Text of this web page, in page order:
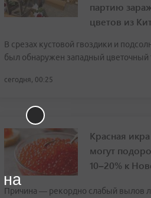
партию
цветов из
В срезах кустовой гвоздики и
был обнаружен западный цветочный
сегодня, 00:25
Красная
могут
10–20% к
Причина — рекордно слабый вылов